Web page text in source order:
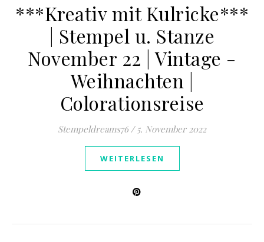
***Kreativ mit Kulricke***
| Stempel u. Stanze
November 22 | Vintage -
Weihnachten |
Colorationsreise
Stempeldreams76 / 5. November 2022
WEITERLESEN